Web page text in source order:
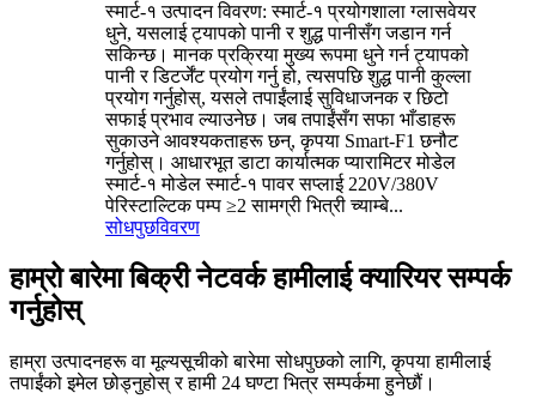
स्मार्ट-१ उत्पादन विवरण: स्मार्ट-१ प्रयोगशाला ग्लासवेयर
धुने, यसलाई ट्यापको पानी र शुद्ध पानीसँग जडान गर्न
सकिन्छ। मानक प्रक्रिया मुख्य रूपमा धुने गर्न ट्यापको
पानी र डिटर्जेंट प्रयोग गर्नु हो, त्यसपछि शुद्ध पानी कुल्ला
प्रयोग गर्नुहोस्, यसले तपाईंलाई सुविधाजनक र छिटो
सफाई प्रभाव ल्याउनेछ। जब तपाईंसँग सफा भाँडाहरू
सुकाउने आवश्यकताहरू छन्, कृपया Smart-F1 छनौट
गर्नुहोस्। आधारभूत डाटा कार्यात्मक प्यारामिटर मोडेल
स्मार्ट-१ मोडेल स्मार्ट-१ पावर सप्लाई 220V/380V
पेरिस्टाल्टिक पम्प ≥2 सामग्री भित्री च्याम्बे...
सोधपुछविवरण
हाम्रो बारेमा बिक्री नेटवर्क हामीलाई क्यारियर सम्पर्क
गर्नुहोस्
हाम्रा उत्पादनहरू वा मूल्यसूचीको बारेमा सोधपुछको लागि, कृपया हामीलाई
तपाईंको इमेल छोड्नुहोस् र हामी 24 घण्टा भित्र सम्पर्कमा हुनेछौं।